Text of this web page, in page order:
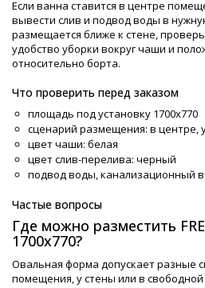
Если ванна ставится в центре
вывести слив и подвод воды в
размещается ближе к стене,
удобство уборки вокруг чаши и
относительно борта.
Что проверить перед заказом
площадь под установку 1700х770
сценарий размещения: в центре,
цвет чаши: белая
цвет слив-перелива: черный
подвод воды, канализационный
Частые вопросы
Где можно разместить
1700х770?
Овальная форма допускает разные
помещения, у стены или в